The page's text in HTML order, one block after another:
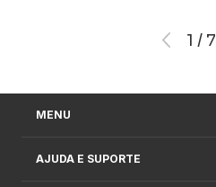
1 / 7
MENU
AJUDA E SUPORTE